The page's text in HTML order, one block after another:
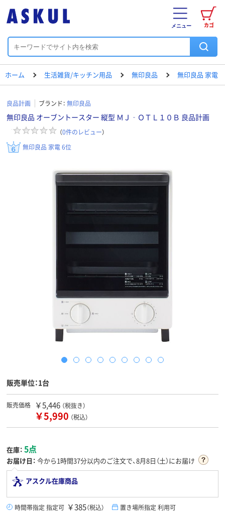
カゴ
メニュー
ホーム 生活雑貨/キッチン用品 無印良品 無印良品 家電
良品計画 ブランド： 無印良品
無印良品 オーブントースター 縦型 ＭＪ‐ＯＴＬ１０Ｂ 良品計画
（0件のレビュー）
無印良品 家電 6位
販売単位：1台
販売価格 ￥5,446 （税抜き）
￥5,990 （税込）
在庫： 5点
お届け日： 今から1時間37分以内のご注文で、8月8日（土）にお届け
アスクル在庫商品
時間帯指定 指定可 ￥385（税込） 置き場所指定 利用可